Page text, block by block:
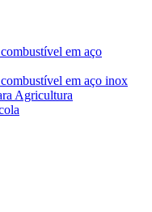
em aço
em aço inox
Agricultura